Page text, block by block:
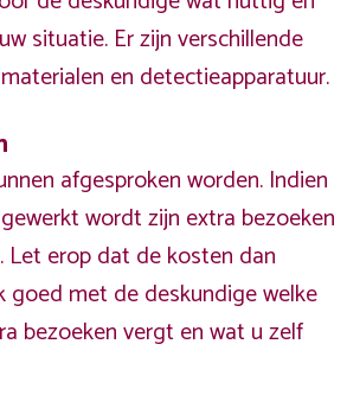
situatie. Er zijn verschillende
en detectieapparatuur.
afgesproken worden. Indien
wordt zijn extra bezoeken
Let erop dat de kosten dan
goed met de deskundige welke
bezoeken vergt en wat u zelf